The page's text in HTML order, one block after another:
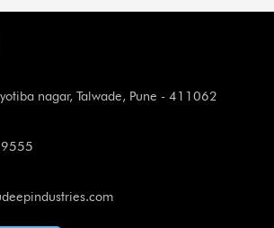
nagar, Talwade, Pune - 411062